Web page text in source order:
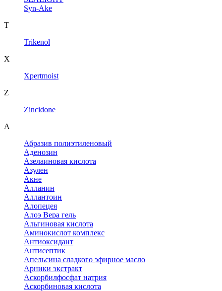
Syn-Ake
T
Trikenol
X
Xpertmoist
Z
Zincidone
А
Абразив полиэтиленовый
Аденозин
Азелаиновая кислота
Азулен
Акне
Алланин
Аллантоин
Алопецея
Алоэ Вера гель
Альгиновая кислота
Аминокислот комплекс
Антиоксидант
Антисептик
Апельсина сладкого эфирное масло
Арники экстракт
Аскорбилфосфат натрия
Аскорбиновая кислота